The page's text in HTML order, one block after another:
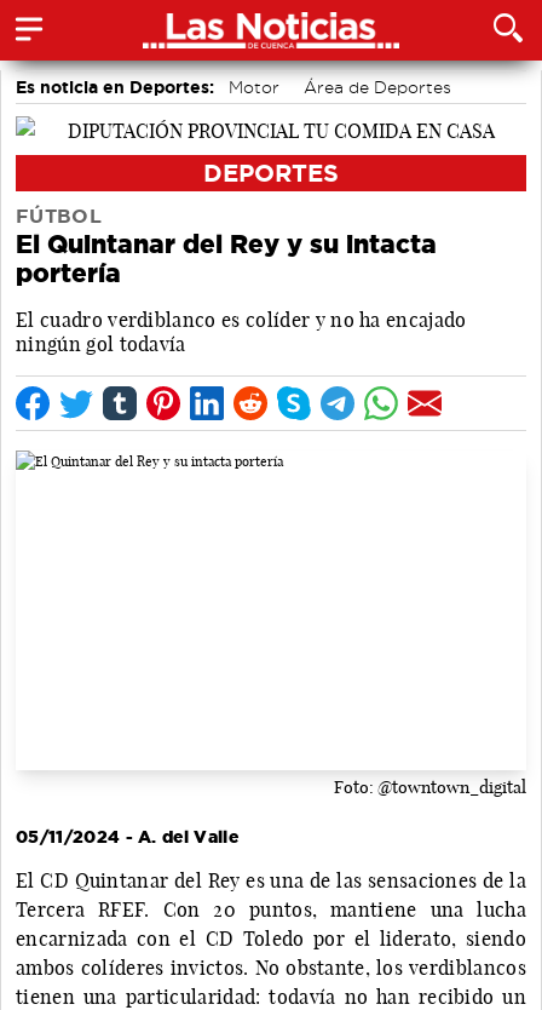
Es noticia en Deportes: Motor
Área de Deportes
Bádminton
DEPORTES
FÚTBOL
El Quintanar del Rey y su intacta
portería
El cuadro verdiblanco es colíder y no ha encajado
ningún gol todavía
Foto: @towntown_digital
05/11/2024 - A. del Valle
El CD Quintanar del Rey es una de las sensaciones de la
Tercera RFEF. Con 20 puntos, mantiene una lucha
encarnizada con el CD Toledo por el liderato, siendo
ambos colíderes invictos. No obstante, los verdiblancos
tienen una particularidad: todavía no han recibido un